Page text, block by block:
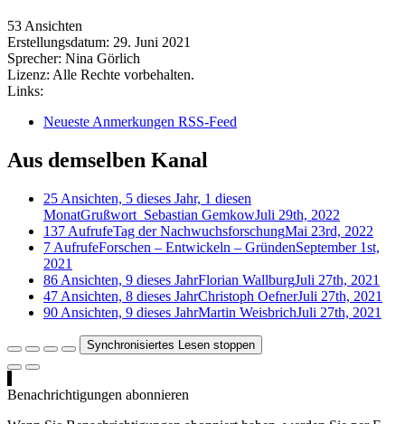
53 Ansichten
Erstellungsdatum: 29. Juni 2021
Sprecher: Nina Görlich
Lizenz: Alle Rechte vorbehalten.
Links:
Neueste Anmerkungen RSS-Feed
Aus demselben Kanal
25 Ansichten, 5 dieses Jahr, 1 diesen
MonatGrußwort_Sebastian GemkowJuli 29th, 2022
137 AufrufeTag der NachwuchsforschungMai 23rd, 2022
7 AufrufeForschen – Entwickeln – GründenSeptember 1st,
2021
86 Ansichten, 9 dieses JahrFlorian WallburgJuli 27th, 2021
47 Ansichten, 8 dieses JahrChristoph OefnerJuli 27th, 2021
90 Ansichten, 9 dieses JahrMartin WeisbrichJuli 27th, 2021
Synchronisiertes Lesen stoppen
Benachrichtigungen abonnieren